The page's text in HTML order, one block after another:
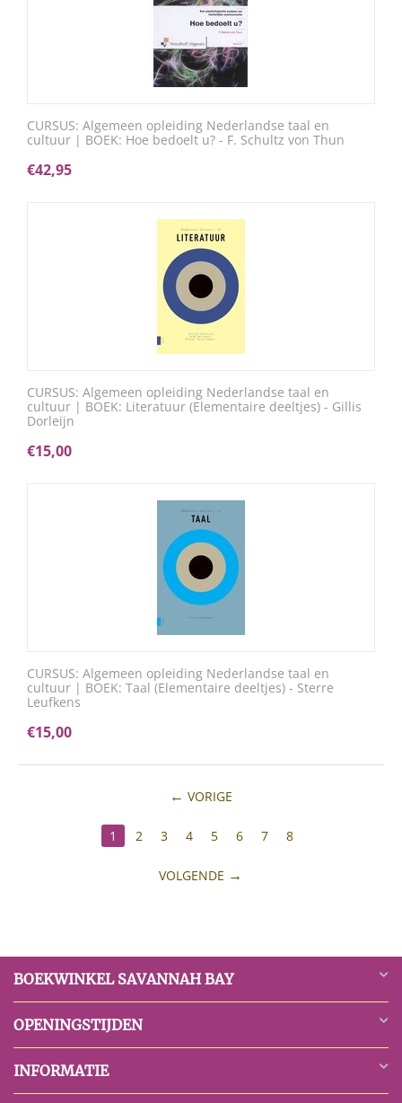
CURSUS: Algemeen opleiding Nederlandse taal en
cultuur | BOEK: Hoe bedoelt u? - F. Schultz von Thun
€42,95
CURSUS: Algemeen opleiding Nederlandse taal en
cultuur | BOEK: Literatuur (Elementaire deeltjes) - Gillis
Dorleijn
€15,00
CURSUS: Algemeen opleiding Nederlandse taal en
cultuur | BOEK: Taal (Elementaire deeltjes) - Sterre
Leufkens
€15,00
VORIGE
1 2 3 4 5 6 7 8
VOLGENDE
BOEKWINKEL SAVANNAH BAY
OPENINGSTIJDEN
INFORMATIE